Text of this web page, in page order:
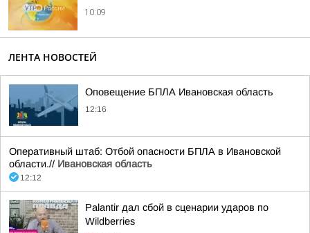
10:09
ЛЕНТА НОВОСТЕЙ
Оповещение БПЛА Ивановская область
12:16
Оперативный штаб: Отбой опасности БПЛА в Ивановской
области.// Ивановская область
12:12
Palantir дал сбой в сценарии ударов по
Wildberries